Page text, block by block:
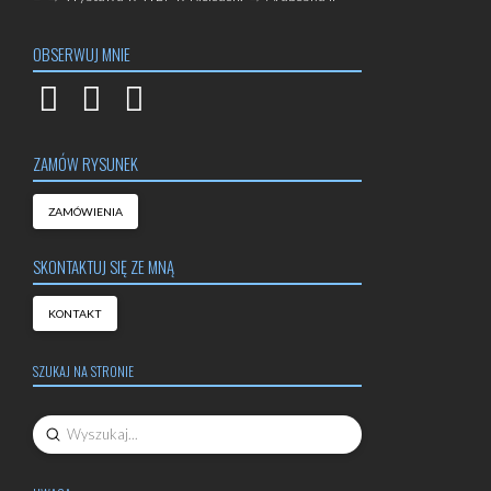
OBSERWUJ MNIE
ZAMÓW RYSUNEK
ZAMÓWIENIA
SKONTAKTUJ SIĘ ZE MNĄ
KONTAKT
SZUKAJ NA STRONIE
Search
Submit